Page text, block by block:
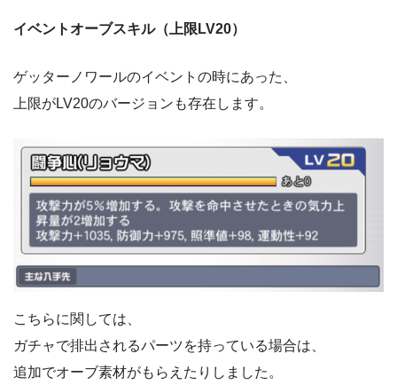
イベントオーブスキル（上限LV20）
ゲッターノワールのイベントの時にあった、
上限がLV20のバージョンも存在します。
こちらに関しては、
ガチャで排出されるパーツを持っている場合は、
追加でオーブ素材がもらえたりしました。